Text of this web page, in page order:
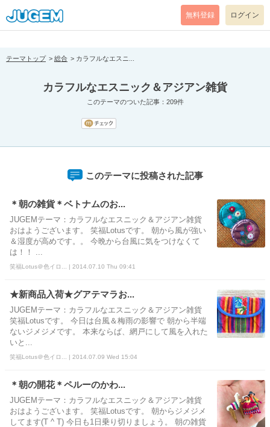
[pear_error: message="Success" code=0 mode=return level=notice
prefix="" info=""]
無料登録 ログイン
テーマトップ 総合 カラフルなエスニ...
カラフルなエスニック＆アジアン雑貨
このテーマのついた記事：209件
このテーマに投稿された記事
＊朝の雑貨＊ベトナムのお...
JUGEMテーマ：カラフルなエスニック＆アジアン雑貨
おはようございます。 笑福Lotusです。 朝から風が強い
＆湿度が高めです。。 今晩から台風に気をつけなくて
は！！ ...
笑福Lotus＠色イロ... | 2014.07.10 Thu 09:41
★新商品入荷★グアテマラお...
JUGEMテーマ：カラフルなエスニック＆アジアン雑貨
笑福Lotusです。 今日は台風＆梅雨の影響で 朝から半端
ないジメジメです。 本来ならば、網戸にして風を入れた
いと...
笑福Lotus＠色イロ... | 2014.07.09 Wed 15:04
＊朝の開花＊ペルーのかわ...
JUGEMテーマ：カラフルなエスニック＆アジアン雑貨
おはようございます。 笑福Lotusです。 朝からジメジメ
してます(T ^ T) 今日も1日乗り切りましょう。 朝の雑貨